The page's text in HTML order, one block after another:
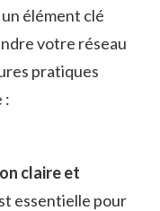
élément clé
votre réseau
pratiques
:
claire et
essentielle ‍pour​